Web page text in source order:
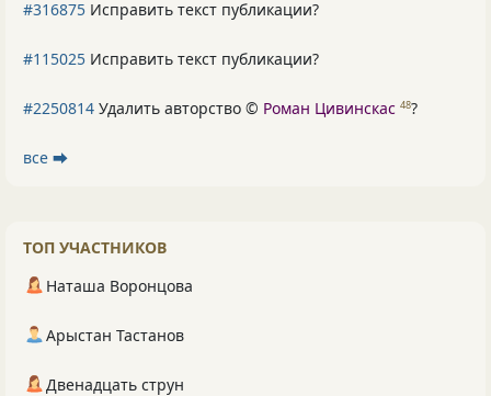
#316875 Исправить текст публикации?
#115025 Исправить текст публикации?
#2250814 Удалить авторство © Роман Цивинскас 48?
все ⮕
ТОП УЧАСТНИКОВ
Наташа Воронцова
Арыстан Тастанов
Двенадцать струн